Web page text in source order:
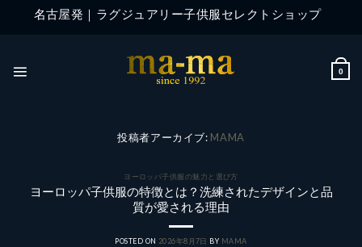
名古屋発｜ラグジュアリー子供服セレクトショップ
0
投稿者アーカイブ: MAMA
ヨーロッパ子供服の魅力と選び方
ヨーロッパ子供服の特徴とは？洗練されたデザインと品
質が愛される理由
POSTED ON 2026年8月7日 BY MAMA